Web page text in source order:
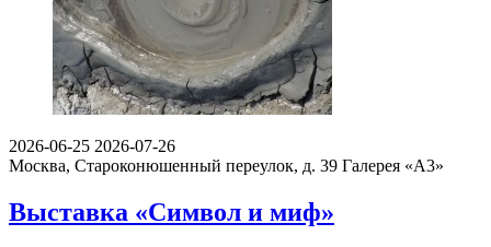
2026-06-25 2026-07-26
Москва, Староконюшенный переулок, д. 39 Галерея «А3»
Выставка «Символ и миф»